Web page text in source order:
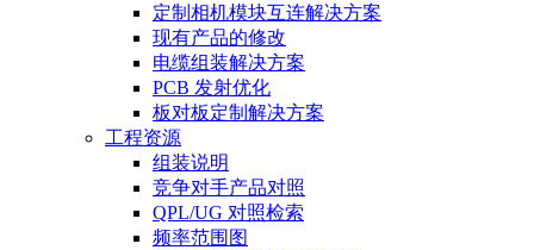
定制相机模块互连解决方案
现有产品的修改
电缆组装解决方案
PCB 发射优化
板对板定制解决方案
工程资源
组装说明
竞争对手产品对照
QPL/UG 对照检索
频率范围图